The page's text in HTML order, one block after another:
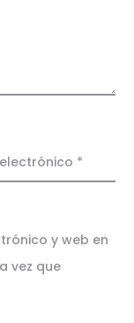
*
y web en
vez que